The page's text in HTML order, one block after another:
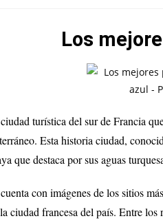
Los
turística del sur de Francia
Esta historia ciudad,
que destaca por sus aguas
con imágenes de los sitios
ciudad francesa del país. Entre